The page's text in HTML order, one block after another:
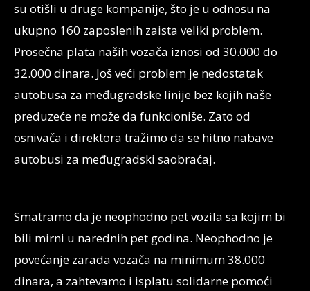
su otišli u druge kompanije, što je u odnosu na
ukupno 160 zaposlenih zaista veliki problem.
Prosečna plata naših vozača iznosi od 30.000 do
32.000 dinara. Još veći problem je nedostatak
autobusa za međugradske linije bez kojih naše
preduzeće ne može da funkcioniše. Zato od
osnivača i direktora tražimo da se hitno nabave
autobusi za međugradski saobraćaj.
Smatramo da je neophodno pet vozila sa kojim bi
bili mirni u narednih pet godina. Neophodno je
povećanje zarada vozača na minimum 38.000
dinara, a zahtevamo i isplatu solidarne pomoći